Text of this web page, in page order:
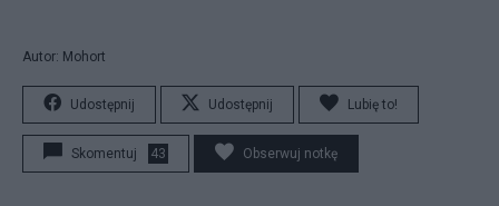
Autor: Mohort
Udostępnij Udostępnij Lubię to!
Skomentuj 43 Obserwuj notkę